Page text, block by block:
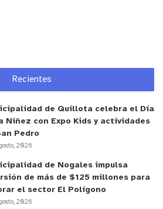
que Chile se quedó con
Recientes
de Quillota celebra el Día
Niñez con Expo Kids y actividades
Pedro
2026
de Nogales impulsa
de más de $125 millones para
el sector El Polígono
2026